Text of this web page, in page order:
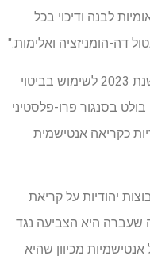
לבנה ודיכוי בכל
דה-הומניזציה ואלימות."
טלאיב צנחה רשמית על ידי עמיתיה בשנת 2023 לשימוש בביטוי
בסנגור פרו-פלסטיני
כקריאה אנטישמית
יהודיות על קריאת
שעברה היא הצביעה נגד
מכיוון שהיא